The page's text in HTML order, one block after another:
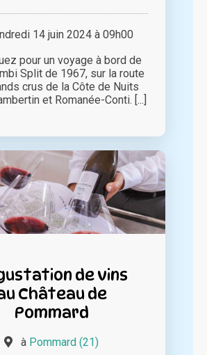
14 juin 2024 à 09h00
pour un voyage à bord de
Split de 1967, sur la route
crus de la Côte de Nuits
et Romanée-Conti. [...]
de vins
Château de
Pommard
à Pommard (21)